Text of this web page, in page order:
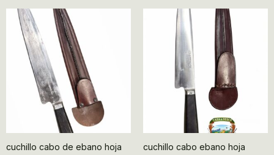
cuchillo cabo de ebano hoja
cuchillo cabo ebano hoja